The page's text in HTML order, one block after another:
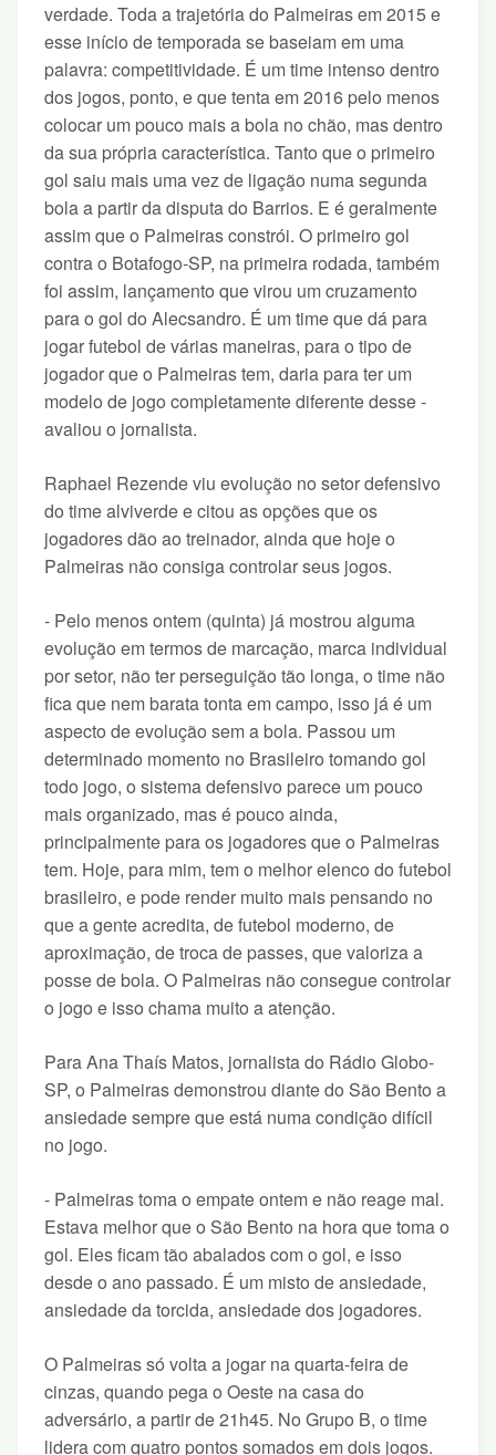
verdade. Toda a trajetória do Palmeiras em 2015 e
esse início de temporada se baseiam em uma
palavra: competitividade. É um time intenso dentro
dos jogos, ponto, e que tenta em 2016 pelo menos
colocar um pouco mais a bola no chão, mas dentro
da sua própria característica. Tanto que o primeiro
gol saiu mais uma vez de ligação numa segunda
bola a partir da disputa do Barrios. E é geralmente
assim que o Palmeiras constrói. O primeiro gol
contra o Botafogo-SP, na primeira rodada, também
foi assim, lançamento que virou um cruzamento
para o gol do Alecsandro. É um time que dá para
jogar futebol de várias maneiras, para o tipo de
jogador que o Palmeiras tem, daria para ter um
modelo de jogo completamente diferente desse -
avaliou o jornalista.
Raphael Rezende viu evolução no setor defensivo
do time alviverde e citou as opções que os
jogadores dão ao treinador, ainda que hoje o
Palmeiras não consiga controlar seus jogos.
- Pelo menos ontem (quinta) já mostrou alguma
evolução em termos de marcação, marca individual
por setor, não ter perseguição tão longa, o time não
fica que nem barata tonta em campo, isso já é um
aspecto de evolução sem a bola. Passou um
determinado momento no Brasileiro tomando gol
todo jogo, o sistema defensivo parece um pouco
mais organizado, mas é pouco ainda,
principalmente para os jogadores que o Palmeiras
tem. Hoje, para mim, tem o melhor elenco do futebol
brasileiro, e pode render muito mais pensando no
que a gente acredita, de futebol moderno, de
aproximação, de troca de passes, que valoriza a
posse de bola. O Palmeiras não consegue controlar
o jogo e isso chama muito a atenção.
Para Ana Thaís Matos, jornalista do Rádio Globo-
SP, o Palmeiras demonstrou diante do São Bento a
ansiedade sempre que está numa condição difícil
no jogo.
- Palmeiras toma o empate ontem e não reage mal.
Estava melhor que o São Bento na hora que toma o
gol. Eles ficam tão abalados com o gol, e isso
desde o ano passado. É um misto de ansiedade,
ansiedade da torcida, ansiedade dos jogadores.
O Palmeiras só volta a jogar na quarta-feira de
cinzas, quando pega o Oeste na casa do
adversário, a partir de 21h45. No Grupo B, o time
lidera com quatro pontos somados em dois jogos.